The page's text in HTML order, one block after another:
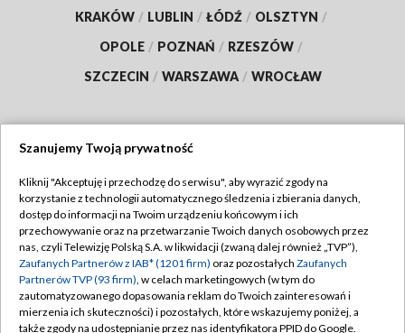
KRAKÓW / LUBLIN / ŁÓDŹ / OLSZTYN /
OPOLE / POZNAŃ / RZESZÓW /
SZCZECIN / WARSZAWA / WROCŁAW
TVP
Abonament TVP
Emisja w TVP
Centrum informacji TVP
Naziemna Telewizja Cyfrowa
Regulamin TVP
Polityka prywatności
Moje zgody
Pomoc
Szanujemy Twoją prywatność
Kliknij "Akceptuję i przechodzę do serwisu", aby wyrazić zgody na
korzystanie z technologii automatycznego śledzenia i zbierania danych,
dostęp do informacji na Twoim urządzeniu końcowym i ich
przechowywanie oraz na przetwarzanie Twoich danych osobowych przez
nas, czyli Telewizję Polską S.A. w likwidacji (zwaną dalej również „TVP”),
Zaufanych Partnerów z IAB* (1201 firm) oraz pozostałych Zaufanych
Partnerów TVP (93 firm), w celach marketingowych (w tym do
zautomatyzowanego dopasowania reklam do Twoich zainteresowań i
mierzenia ich skuteczności) i pozostałych, które wskazujemy poniżej, a
także zgody na udostępnianie przez nas identyfikatora PPID do Google.